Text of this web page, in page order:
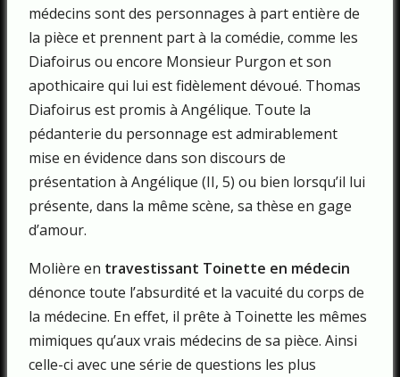
médecins sont des personnages à part entière de
la pièce et prennent part à la comédie, comme les
Diafoirus ou encore Monsieur Purgon et son
apothicaire qui lui est fidèlement dévoué. Thomas
Diafoirus est promis à Angélique. Toute la
pédanterie du personnage est admirablement
mise en évidence dans son discours de
présentation à Angélique (II, 5) ou bien lorsqu’il lui
présente, dans la même scène, sa thèse en gage
d’amour.
Molière en travestissant Toinette en médecin
dénonce toute l’absurdité et la vacuité du corps de
la médecine. En effet, il prête à Toinette les mêmes
mimiques qu’aux vrais médecins de sa pièce. Ainsi
celle-ci avec une série de questions les plus